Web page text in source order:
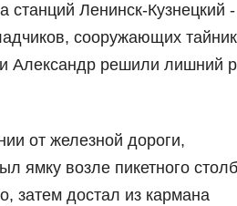
Ленинск-Кузнецкий -
сооружающих
Александр решили лишний
от железной дороги,
ямку возле пикетного
затем достал из кармана